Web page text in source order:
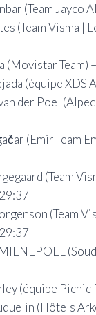
(Team Jayco
(Team Visma |
(Movistar Team)
(équipe XDS
der Poel
(Emir Team
(Team
(Team
(équipe Picnic
(Hôtels